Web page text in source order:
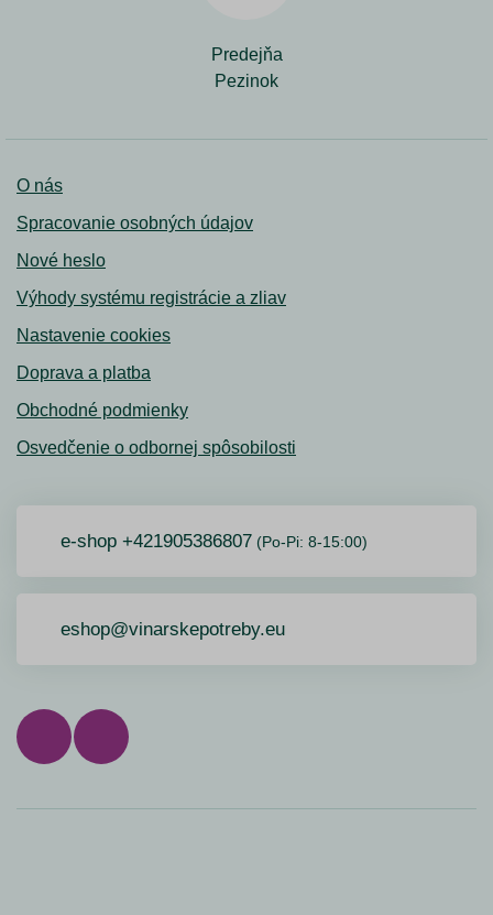
Predejňa
Pezinok
O nás
Spracovanie osobných údajov
Nové heslo
Výhody systému registrácie a zliav
Nastavenie cookies
Doprava a platba
Obchodné podmienky
Osvedčenie o odbornej spôsobilosti
e-shop +421905386807 (Po-Pi: 8-15:00)
eshop@vinarskepotreby.eu